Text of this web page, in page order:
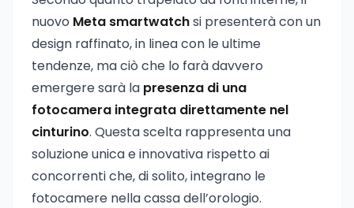
nuovo Meta smartwatchsi presenterà con un
design raffinato, in linea con le ultime
tendenze, ma ciò che lo farà davvero
emergere sarà la presenza di una
fotocamera integrata direttamente nel
cinturino. Questa scelta rappresenta una
soluzione unica e innovativa rispetto ai
concorrenti che, di solito, integrano le
fotocamere nella cassa dell’orologio.